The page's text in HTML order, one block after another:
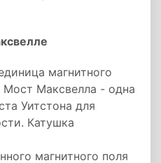
магнитного
Максвелла - одна
Уитстона для
Катушка
магнитного поля